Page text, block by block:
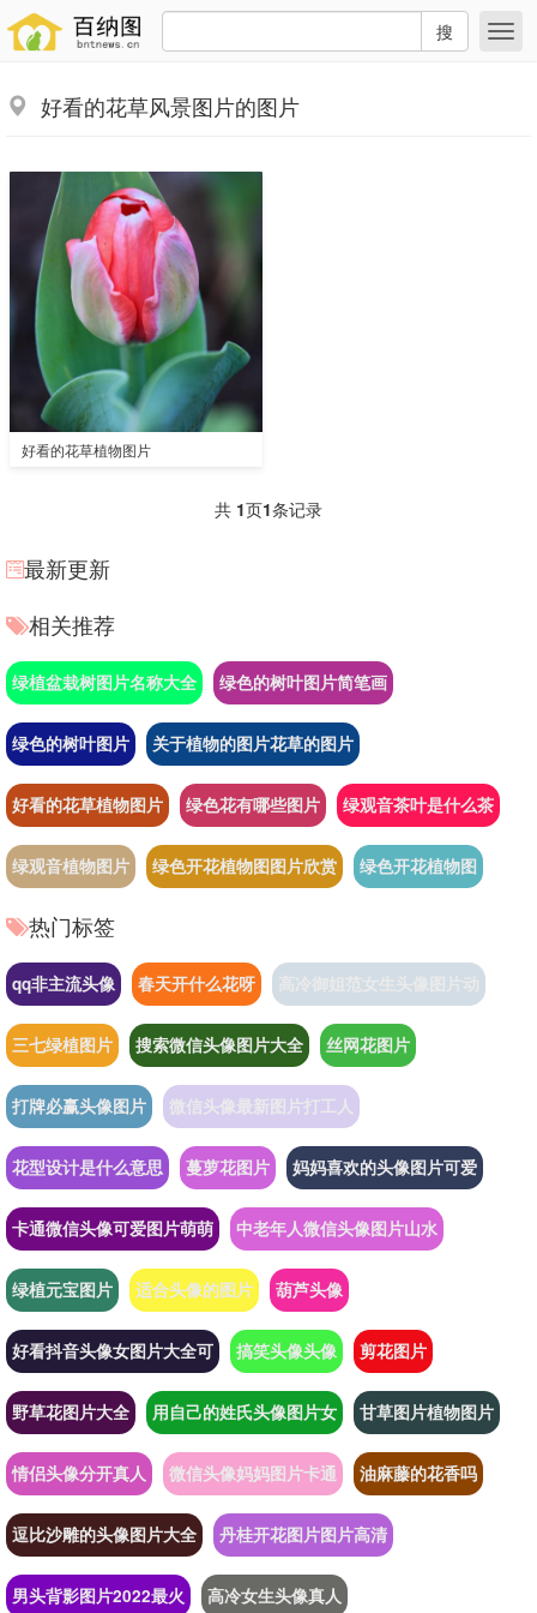
搜
好看的花草风景图片的图片
好看的花草植物图片
共 1页1条记录
最新更新
相关推荐
绿植盆栽树图片名称大全 绿色的树叶图片简笔画
绿色的树叶图片 关于植物的图片花草的图片
好看的花草植物图片 绿色花有哪些图片 绿观音茶叶是什么茶
绿观音植物图片 绿色开花植物图图片欣赏 绿色开花植物图
热门标签
qq非主流头像 春天开什么花呀 高冷御姐范女生头像图片动
三七绿植图片 搜索微信头像图片大全 丝网花图片
打牌必赢头像图片 微信头像最新图片打工人
花型设计是什么意思 蔓萝花图片 妈妈喜欢的头像图片可爱
卡通微信头像可爱图片萌萌 中老年人微信头像图片山水
绿植元宝图片 适合头像的图片 葫芦头像
好看抖音头像女图片大全可 搞笑头像头像 剪花图片
野草花图片大全 用自己的姓氏头像图片女 甘草图片植物图片
情侣头像分开真人 微信头像妈妈图片卡通 油麻藤的花香吗
逗比沙雕的头像图片大全 丹桂开花图片图片高清
男头背影图片2022最火 高冷女生头像真人